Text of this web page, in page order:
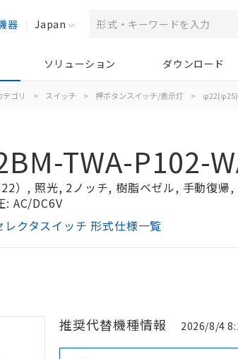
器 Japan
ソリューション ダウンロード
テゴリ > スイッチ > 押ボタンスイッチ/表示灯 >
TWA-P102-
）, 照光, 2ノッチ, 樹脂ベゼル, 手動復
: AC/DC6V
クタスイッチ 形式仕様一覧
推奨代替機種情報 2026/8/4